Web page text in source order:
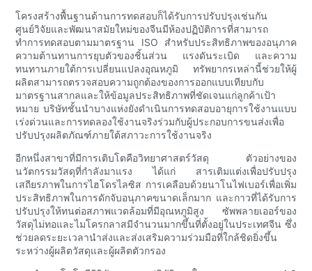
โครงสร้างพื้นฐานด้านการทดสอบก็ได้รับการปรับปรุงเช่นกัน
ศูนย์วิจัยและพัฒนาสมัยใหม่ของจีนมีห้องปฏิบัติการที่สามารถ
ทำการทดสอบตามมาตรฐาน ISO สำหรับประสิทธิภาพของอนุภาค
ความต้านทานการยุบตัวของชิ้นส่วน แรงดันระเบิด และความ
ทนทานภายใต้การเปลี่ยนแปลงอุณหภูมิ ทรัพยากรเหล่านี้ช่วยให้ผู้
ผลิตสามารถตรวจสอบความถูกต้องของการออกแบบเทียบกับ
มาตรฐานสากลและให้ข้อมูลประสิทธิภาพที่ชัดเจนแก่ลูกค้าเป้า
หมาย บริษัทชั้นนำบางแห่งยังดำเนินการทดสอบอายุการใช้งานแบบ
เร่งด่วนและการทดลองใช้งานจริงร่วมกับผู้ประกอบการขนส่งเพื่อ
ปรับปรุงผลิตภัณฑ์ภายใต้สภาวะการใช้งานจริง
อีกหนึ่งสาขาที่มีการเติบโตคือวิทยาศาสตร์วัสดุ ตัวอย่างของ
นวัตกรรมวัสดุที่กำลังมาแรง ได้แก่ สารเติมแต่งเพื่อปรับปรุง
เสถียรภาพในการไฮโดรไลซิส การเคลือบด้วยนาโนไฟเบอร์เพื่อเพิ่ม
ประสิทธิภาพในการดักจับอนุภาคขนาดเล็กมาก และกาวที่ได้รับการ
ปรับปรุงให้ทนต่อสภาพแวดล้อมที่มีอุณหภูมิสูง ซัพพลายเออร์ของ
วัสดุไม่ทอและไมโครกลาสมีจำนวนมากขึ้นที่ตั้งอยู่ในประเทศจีน ซึ่ง
ช่วยลดระยะเวลานำส่งและส่งเสริมความร่วมมือที่ใกล้ชิดยิ่งขึ้น
ระหว่างผู้ผลิตวัสดุและผู้ผลิตตัวกรอง